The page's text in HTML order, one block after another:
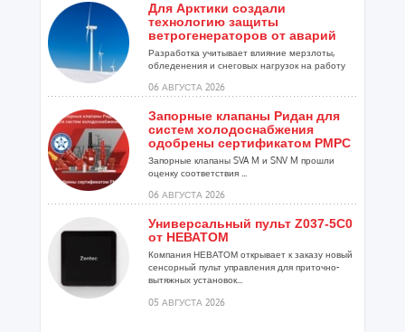
Для Арктики создали
технологию защиты
ветрогенераторов от аварий
Разработка учитывает влияние мерзлоты,
обледенения и снеговых нагрузок на работу
06 АВГУСТА 2026
Запорные клапаны Ридан для
систем холодоснабжения
одобрены сертификатом РМРС
Запорные клапаны SVA M и SNV M прошли
оценку соответствия ...
06 АВГУСТА 2026
Универсальный пульт Z037-5C0
от НЕВАТОМ
Компания НЕВАТОМ открывает к заказу новый
сенсорный пульт управления для приточно-
вытяжных установок...
05 АВГУСТА 2026